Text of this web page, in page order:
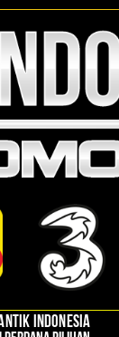
Indonesia